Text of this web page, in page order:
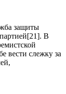
защиты
В
вести слежку за